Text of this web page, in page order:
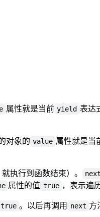
属性就是当前 yield 表达
对象的 value 属性就是当
执行到函数结束）。 next
属性的值 true ，表示遍
true 。以后再调用 next 方